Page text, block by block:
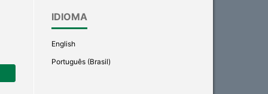
IDIOMA
English
Português (Brasil)